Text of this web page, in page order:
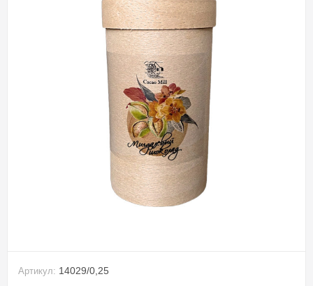
Артикул: 14029/0,25